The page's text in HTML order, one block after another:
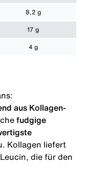
8,2 g
17 g
4 g
aus Kollagen-
fudgige
Kollagen liefert
, die für den